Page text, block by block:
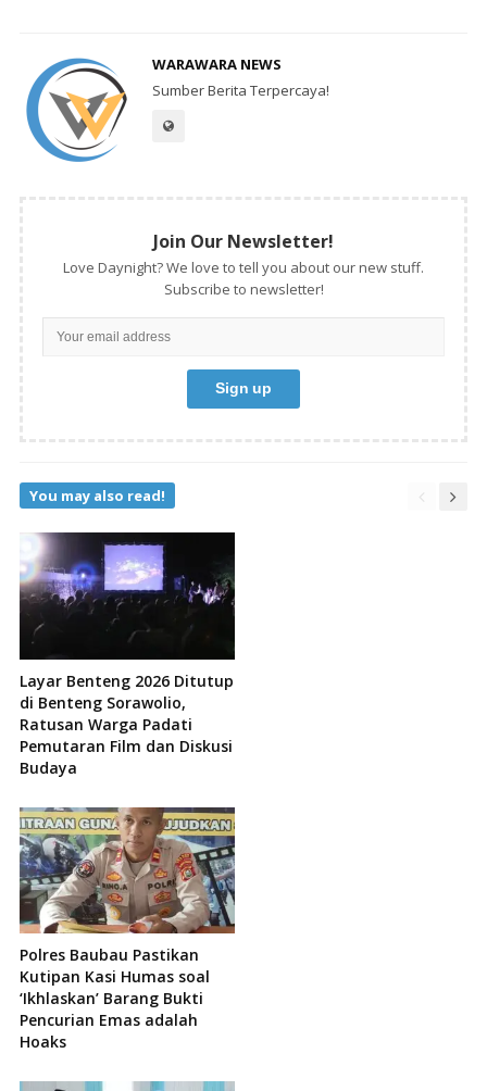
WARAWARA NEWS
Sumber Berita Terpercaya!
Join Our Newsletter!
Love Daynight? We love to tell you about our new stuff.
Subscribe to newsletter!
You may also read!
Layar Benteng 2026 Ditutup
di Benteng Sorawolio,
Ratusan Warga Padati
Pemutaran Film dan Diskusi
Budaya
Polres Baubau Pastikan
Kutipan Kasi Humas soal
‘Ikhlaskan’ Barang Bukti
Pencurian Emas adalah
Hoaks